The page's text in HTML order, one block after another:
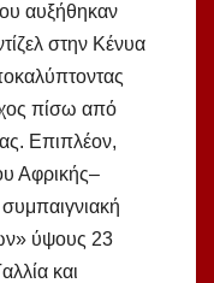
αυξήθηκαν
στην Κένυα
πίσω από
Επιπλέον,
Αφρικής–
ύψους 23
και